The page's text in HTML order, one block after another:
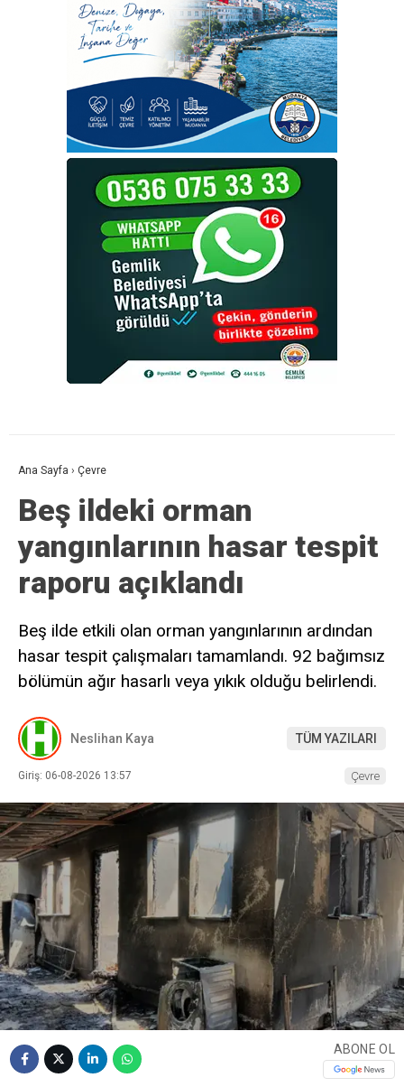
Ana Sayfa › Çevre
Beş ildeki orman
yangınlarının hasar tespit
raporu açıklandı
Beş ilde etkili olan orman yangınlarının ardından
hasar tespit çalışmaları tamamlandı. 92 bağımsız
bölümün ağır hasarlı veya yıkık olduğu belirlendi.
Neslihan Kaya TÜM YAZILARI
Giriş: 06-08-2026 13:57 Çevre
ABONE OL